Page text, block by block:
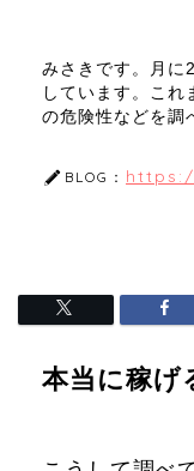
みさきです。月に
しています。これ
の危険性などを調
BLOG：
本当に稼げ